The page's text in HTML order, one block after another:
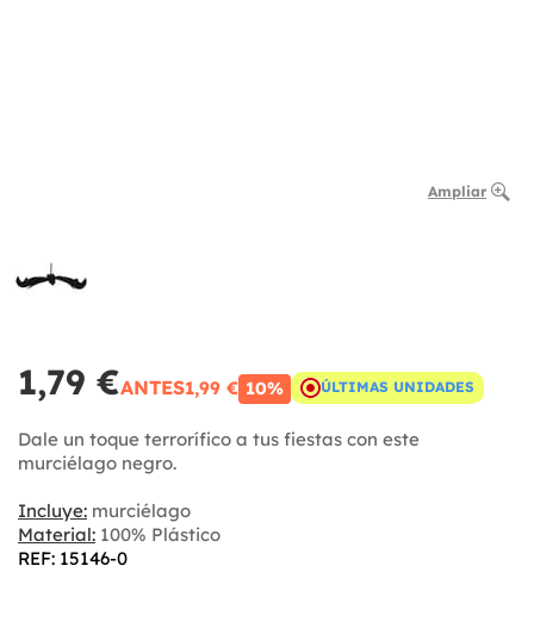
Ampliar
1,79 €ANTES1,99 € 10% ÚLTIMAS UNIDADES
Dale un toque terrorífico a tus fiestas con este
murciélago negro.
Incluye: murciélago
Material: 100% Plástico
REF: 15146-0